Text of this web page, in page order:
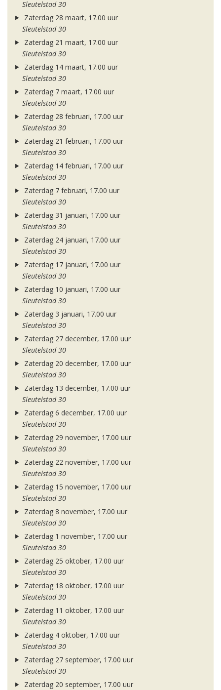
Sleutelstad 30
Zaterdag 28 maart, 17.00 uur
Sleutelstad 30
Zaterdag 21 maart, 17.00 uur
Sleutelstad 30
Zaterdag 14 maart, 17.00 uur
Sleutelstad 30
Zaterdag 7 maart, 17.00 uur
Sleutelstad 30
Zaterdag 28 februari, 17.00 uur
Sleutelstad 30
Zaterdag 21 februari, 17.00 uur
Sleutelstad 30
Zaterdag 14 februari, 17.00 uur
Sleutelstad 30
Zaterdag 7 februari, 17.00 uur
Sleutelstad 30
Zaterdag 31 januari, 17.00 uur
Sleutelstad 30
Zaterdag 24 januari, 17.00 uur
Sleutelstad 30
Zaterdag 17 januari, 17.00 uur
Sleutelstad 30
Zaterdag 10 januari, 17.00 uur
Sleutelstad 30
Zaterdag 3 januari, 17.00 uur
Sleutelstad 30
Zaterdag 27 december, 17.00 uur
Sleutelstad 30
Zaterdag 20 december, 17.00 uur
Sleutelstad 30
Zaterdag 13 december, 17.00 uur
Sleutelstad 30
Zaterdag 6 december, 17.00 uur
Sleutelstad 30
Zaterdag 29 november, 17.00 uur
Sleutelstad 30
Zaterdag 22 november, 17.00 uur
Sleutelstad 30
Zaterdag 15 november, 17.00 uur
Sleutelstad 30
Zaterdag 8 november, 17.00 uur
Sleutelstad 30
Zaterdag 1 november, 17.00 uur
Sleutelstad 30
Zaterdag 25 oktober, 17.00 uur
Sleutelstad 30
Zaterdag 18 oktober, 17.00 uur
Sleutelstad 30
Zaterdag 11 oktober, 17.00 uur
Sleutelstad 30
Zaterdag 4 oktober, 17.00 uur
Sleutelstad 30
Zaterdag 27 september, 17.00 uur
Sleutelstad 30
Zaterdag 20 september, 17.00 uur